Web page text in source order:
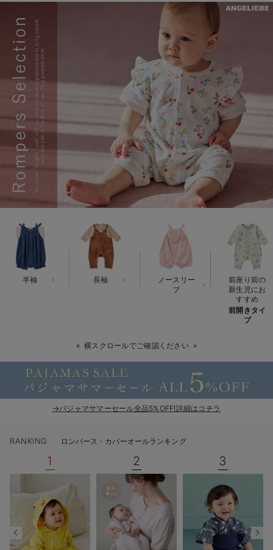
ベビー スカート
ベビートップス
ベビー アウター
ベビー セットアップ
スタイ・よだれかけ（新生児・ベビー）
ベビー帽子（新生児・乳児）
新生児スリーパー・ベビーパジャマ
ベビーシューズ・ファーストシューズ・ベビー靴下
ベビー リュック
ベビー 小物
ベビー安全グッズ
ベビーおもちゃ
メモリアルグッズ
授乳・調乳・お食事
哺乳瓶
赤ちゃん 洗剤・洗濯用品・お掃除
赤ちゃん お風呂・ベビースキンケア
おむつ関連グッズ
ベビー 夏のお役立ちグッズ特集
【素材別】ベビーロンパース特集
袴ロンパース特集
【アウトレット】インナー
【アウトレット】ベビー
冷房対策
接触冷感素材
Tシャツブラ
ブラトップ
親子セット
快適機能ウェア特集 トップス
快適機能ウェア特集 ボトムス
快適機能ウェア特集 パジャマ
erbaviva（エルバビーバ）
安心の日本製。先輩ママが買ってよかった！本当に必要な出産準備品
ハレの日に着るANGELIEBEのセレモニー
親子コーデ｜ママとベビーにおすすめ！
便利な育児家電
Gift Selection 出産祝い
保育園・入園準備特集
デロンギ
入院準備の持ち物チェック
スカート
パジャマ
インナー
雑貨
ベビー
MAX55%OFF ブラック
オフィス
きれいめ美脚パンツ派
ツィード派
王道シンプル派
セットアップ派
短肌着
セット
快適ウェア10%OFF
ジャンパースカート/
ワーク・オフィス
カジュアル
フォーマル / オケー
あったかアイテム｜
10,001円（税込）〜
女の子におススメの
男の子におススメの
定番ギフト
もらって嬉しいギフト
かわいくておもしろ
何枚あっても嬉しい
長く使えるアイテム
お部屋映えアイテム
保温&リカバリー
レギンス・タイツ
カップ付きインナー
あったか度◎
裏起毛素材
【冬のあったか特集
半袖 長袖
ノースリー
ブ
前座り前の
新生児にお
すすめ
前開きタイ
プ
横スクロールでご確認ください
→パジャマサマーセール全品5%OFF!詳細はコチラ
RANKING ロンパース・カバーオールランキング
1 2 3